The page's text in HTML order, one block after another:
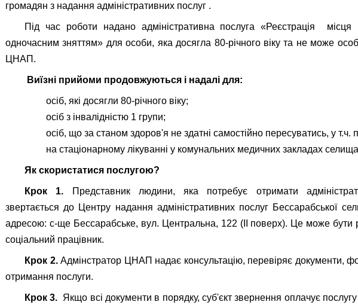
громадян з надання адміністративних послуг .
Під час роботи надано адміністративна послуга «Реєстрація
одночасним зняттям» для особи, яка досягла 80-річного віку та не може
ЦНАП.
Виїзні прийоми продовжуються і надалі для:
осіб, які досягли 80-річного віку;
осіб з інвалідністю 1 групи;
осіб, що за станом здоров'я не здатні самостійно пересуватись, у т.ч.
на стаціонарному лікуванні у комунальних медичних закладах
Як скористатися послугою?
Крок 1. Представник людини, яка потребує отримати
звертається до Центру надання адміністративних послуг Бессарабської
адресою: с-ще Бессарабське, вул. Центральна, 122 (ІІ поверх). Це може бути
соціальний працівник.
Крок 2.Адмінстратор ЦНАП надає консультацію, перевіряє документи,
отримання послуги.
Крок 3. Якщо всі документи в порядку, суб'єкт звернення оплачує